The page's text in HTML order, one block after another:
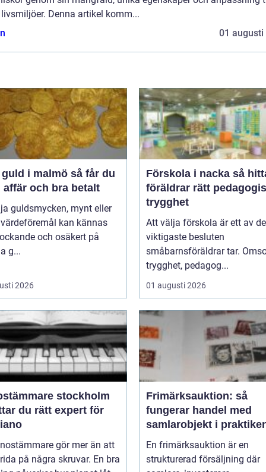
Denna artikel komm...
01 augusti
i malmö så får du
affär och bra betalt
guldsmycken, mynt eller
kan kännas
och osäkert på
g...
2026
Förskola i nacka så hittar
föräldrar rätt
trygghet
Att välja förskola är ett av de
viktigaste besluten
småbarnsföräldrar tar.
trygghet, pedagog...
01 augusti 2026
stockholm
du rätt expert för
gör mer än att
på några skruvar. En bra
Frimärksauktion: så
fungerar handel med
samlarobjekt i
En frimärksauktion är en
strukturerad försäljning där